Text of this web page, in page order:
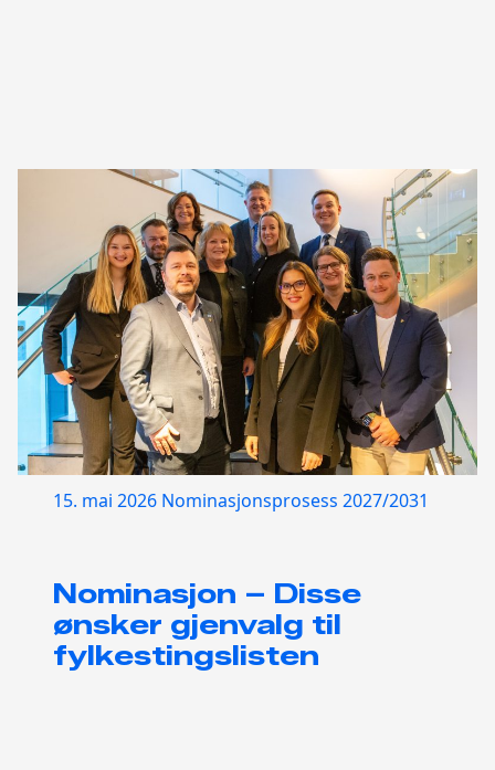
15. mai 2026 Nominasjonsprosess 2027/2031
Nominasjon – Disse
ønsker gjenvalg til
fylkestingslisten